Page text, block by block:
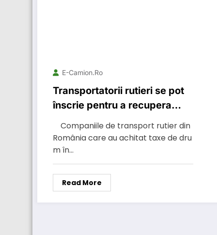
E-Camion.ro
Transportatorii rutieri se pot
înscrie pentru a recupera
până la 5.000 euro/camion
pentru ultimii 3 ani din taxele
de drum plătite în Germania
Companiile de transport rutier din
România care au achitat taxe de dru
m în…
Read More